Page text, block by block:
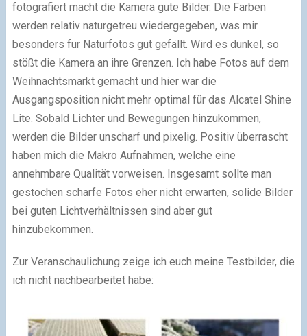
fotografiert macht die Kamera gute Bilder. Die Farben
werden relativ naturgetreu wiedergegeben, was mir
besonders für Naturfotos gut gefällt. Wird es dunkel, so
stößt die Kamera an ihre Grenzen. Ich habe Fotos auf dem
Weihnachtsmarkt gemacht und hier war die
Ausgangsposition nicht mehr optimal für das Alcatel Shine
Lite. Sobald Lichter und Bewegungen hinzukommen,
werden die Bilder unscharf und pixelig. Positiv überrascht
haben mich die Makro Aufnahmen, welche eine
annehmbare Qualität vorweisen. Insgesamt sollte man
gestochen scharfe Fotos eher nicht erwarten, solide Bilder
bei guten Lichtverhältnissen sind aber gut
hinzubekommen.
Zur Veranschaulichung zeige ich euch meine Testbilder, die
ich nicht nachbearbeitet habe: